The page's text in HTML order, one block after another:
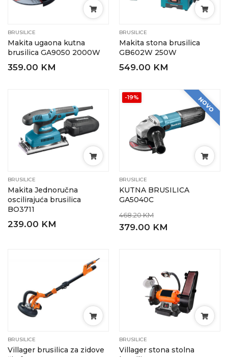
BRUSILICE
Makita ugaona kutna
brusilica GA9050 2000W
359.00 KM
BRUSILICE
Makita stona brusilica
GB602W 250W
549.00 KM
BRUSILICE
Makita Jednoručna
oscilirajuća brusilica
BO3711
239.00 KM
-19% NOVO
BRUSILICE
KUTNA BRUSILICA
GA5040C
468.20 KM
379.00 KM
BRUSILICE
Villager brusilica za zidove
BRUSILICE
Villager stona stolna